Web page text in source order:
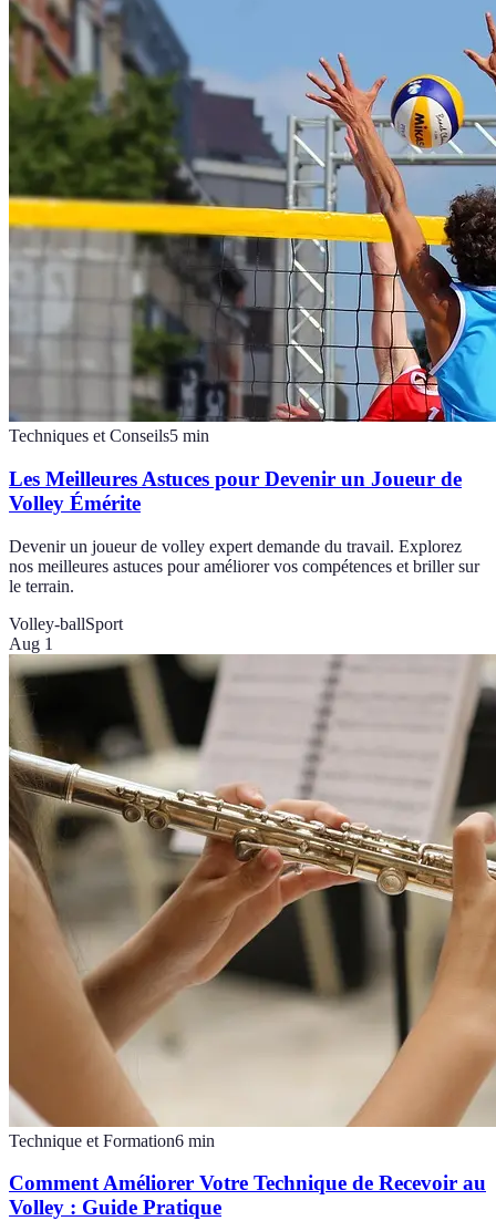
Techniques et Conseils5 min
Les Meilleures Astuces pour Devenir un Joueur de
Volley Émérite
Devenir un joueur de volley expert demande du travail. Explorez
nos meilleures astuces pour améliorer vos compétences et briller sur
le terrain.
Volley-ballSport
Aug 1
Technique et Formation6 min
Comment Améliorer Votre Technique de Recevoir au
Volley : Guide Pratique